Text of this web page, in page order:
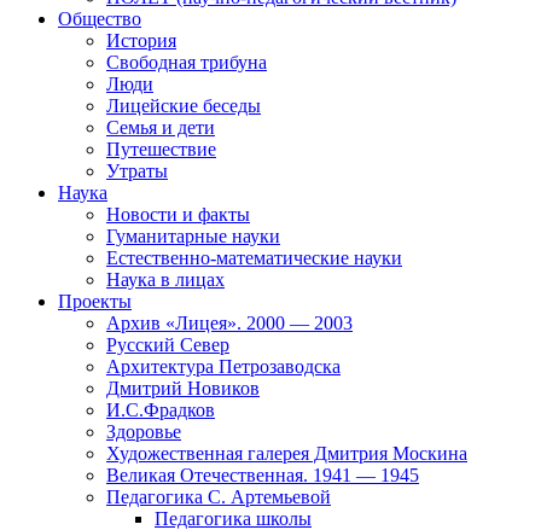
Общество
История
Свободная трибуна
Люди
Лицейские беседы
Семья и дети
Путешествие
Утраты
Наука
Новости и факты
Гуманитарные науки
Естественно-математические науки
Наука в лицах
Проекты
Архив «Лицея». 2000 — 2003
Русский Север
Архитектура Петрозаводска
Дмитрий Новиков
И.С.Фрадков
Здоровье
Художественная галерея Дмитрия Москина
Великая Отечественная. 1941 — 1945
Педагогика С. Артемьевой
Педагогика школы